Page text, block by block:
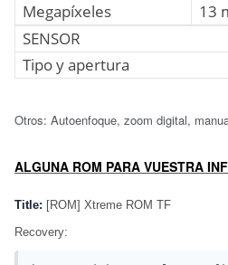
Megapíxeles
13
SENSOR
Tipo y apertura
Otros: Autoenfoque, zoom digital,
ALGUNA ROM PARA VUESTRA
Title: [ROM] Xtreme ROM TF
Recovery: